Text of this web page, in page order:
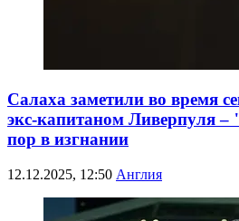
Салаха заметили во время
экс-капитаном Ливерпуля
пор в изгнании
12.12.2025, 12:50 Англия